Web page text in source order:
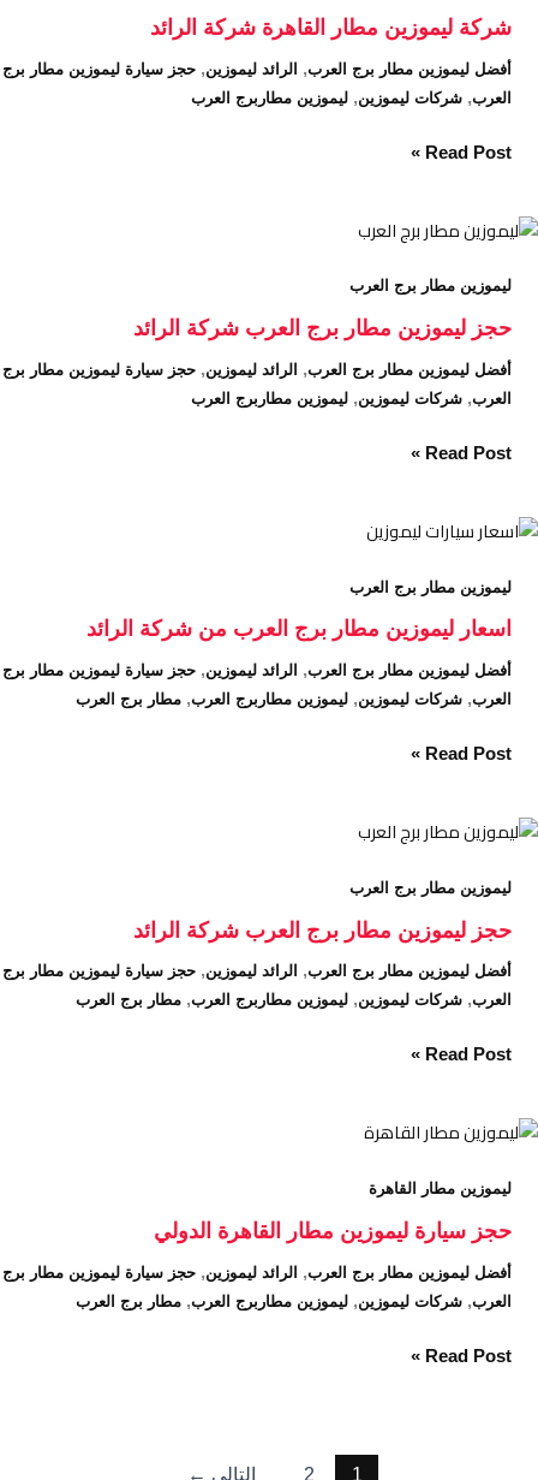
شركة ليموزين مطار القاهرة شركة الرائد
أفضل ليموزين مطار برج العرب, الرائد ليموزين, حجز سيارة ليموزين مطار برج
العرب, شركات ليموزين, ليموزين مطاربرج العرب
القاهرة
شركة
الرائد
Read Post »
ليموزين مطار برج العرب
حجز ليموزين مطار برج العرب شركة الرائد
أفضل ليموزين مطار برج العرب, الرائد ليموزين, حجز سيارة ليموزين مطار برج
العرب, شركات ليموزين, ليموزين مطاربرج العرب
حجز
مطار
العرب
شركة
الرائد
Read Post »
ليموزين مطار برج العرب
اسعار ليموزين مطار برج العرب من شركة الرائد
أفضل ليموزين مطار برج العرب, الرائد ليموزين, حجز سيارة ليموزين مطار برج
العرب, شركات ليموزين, ليموزين مطاربرج العرب, مطار برج العرب
اسعار
مطار
برج
العرب
من
شركة
Read Post »
ليموزين مطار برج العرب
حجز ليموزين مطار برج العرب شركة الرائد
أفضل ليموزين مطار برج العرب, الرائد ليموزين, حجز سيارة ليموزين مطار برج
العرب, شركات ليموزين, ليموزين مطاربرج العرب, مطار برج العرب
حجز
مطار
العرب
شركة
الرائد
Read Post »
ليموزين مطار القاهرة
حجز سيارة ليموزين مطار القاهرة الدولي
أفضل ليموزين مطار برج العرب, الرائد ليموزين, حجز سيارة ليموزين مطار برج
العرب, شركات ليموزين, ليموزين مطاربرج العرب, مطار برج العرب
حجز
ليموزين
القاهرة
الدولي
Read Post »
1
2 التالي ←